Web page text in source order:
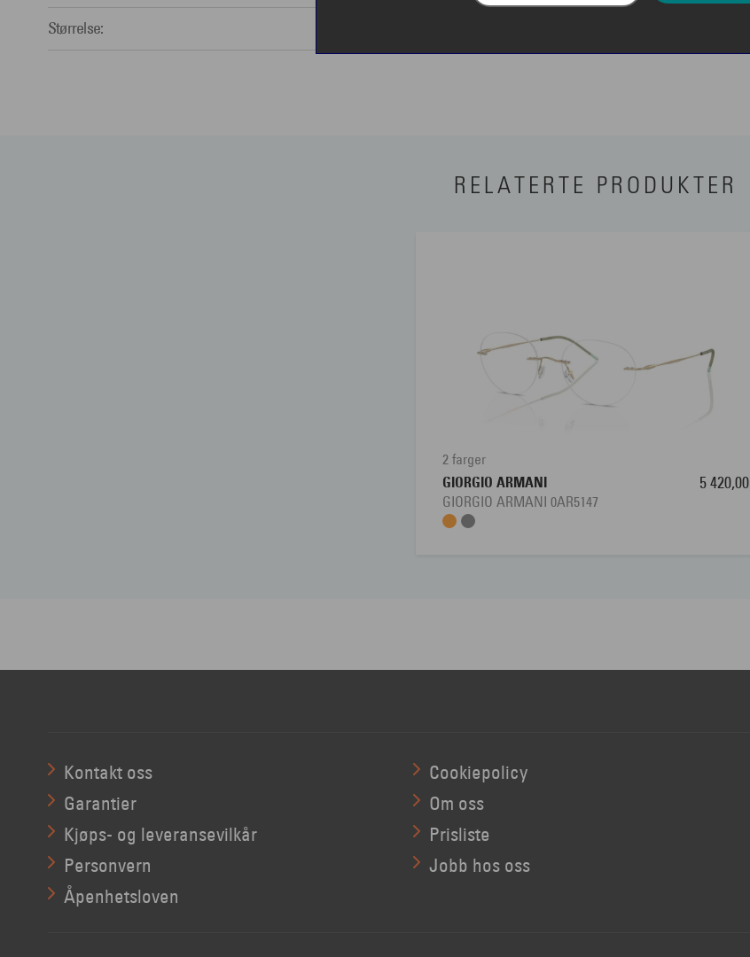
Størrelse:
RELATERTE PRODUKTER
2 farger
GIORGIO ARMANI
GIORGIO ARMANI 0AR5147
5 420,00
Kontakt oss
Garantier
Kjøps- og leveransevilkår
Personvern
Åpenhetsloven
Cookiepolicy
Om oss
Prisliste
Jobb hos oss